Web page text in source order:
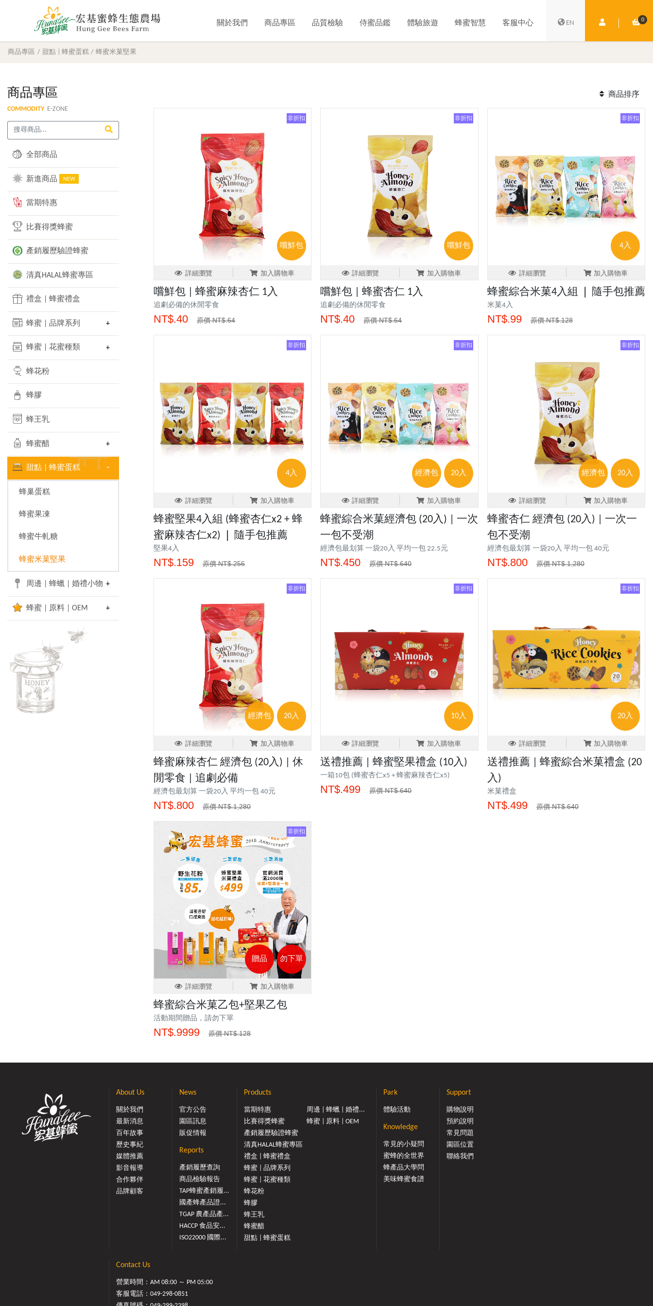
關於我們 商品專區 品質檢驗 侍蜜品鑑 體驗旅遊 蜂蜜智慧 客服中心 EN 會員中心 0
購
商品專區 甜點 | 蜂蜜蛋糕 蜂蜜米菓堅果
商品專區
COMMODITY E-ZONE
全部商品
新進商品 NEW
當期特惠
比賽得獎蜂蜜
產銷履歷驗證蜂蜜
清真HALAL蜂蜜專區
禮盒 | 蜂蜜禮盒
蜂蜜 | 品牌系列
蜂蜜 | 花蜜種類
蜂花粉
蜂膠
蜂王乳
蜂蜜醋
甜點 | 蜂蜜蛋糕
蜂巢蛋糕
蜂蜜果凍
蜂蜜牛軋糖
蜂蜜米菓堅果
周邊 | 蜂蠟 | 婚禮小物
蜂蜜 | 原料 | OEM
商品排序
非折扣
嚐鮮包
詳細瀏覽 加入購物車
嚐鮮包 | 蜂蜜麻辣杏仁 1入
追劇必備的休閒零食
NT$.40 原價 NT$.64
非折扣
嚐鮮包
詳細瀏覽 加入購物車
嚐鮮包 | 蜂蜜杏仁 1入
追劇必備的休閒零食
NT$.40原價 NT$.64
非折扣
4入
詳細瀏覽 加入購物車
蜂蜜綜合米菓4入組 ❘ 隨手包推薦
米菓4入
NT$.99原價 NT$.128
非折扣
4入
詳細瀏覽 加入購物車
蜂蜜堅果4入組 (蜂蜜杏仁x2 + 蜂
蜜麻辣杏仁x2) ❘ 隨手包推薦
堅果4入
NT$.159 原價 NT$.256
非折扣
20入
經濟包
詳細瀏覽 加入購物車
蜂蜜綜合米菓經濟包 (20入) | 一次
一包不受潮
經濟包最划算 一袋20入 平均一包 22.5元
NT$.450原價 NT$.640
非折扣
20入
經濟包
詳細瀏覽 加入購物車
蜂蜜杏仁 經濟包 (20入) | 一次一
包不受潮
經濟包最划算 一袋20入 平均一包 40元
NT$.800原價 NT$.1,280
非折扣
20入
經濟包
詳細瀏覽 加入購物車
蜂蜜麻辣杏仁 經濟包 (20入) | 休
閒零食 | 追劇必備
經濟包最划算 一袋20入 平均一包 40元
NT$.800 原價 NT$.1,280
非折扣
10入
詳細瀏覽 加入購物車
送禮推薦 | 蜂蜜堅果禮盒 (10入)
一箱10包 (蜂蜜杏仁x5 + 蜂蜜麻辣杏仁x5)
NT$.499原價 NT$.640
非折扣
20入
詳細瀏覽 加入購物車
送禮推薦 | 蜂蜜綜合米菓禮盒 (20
入)
米菓禮盒
NT$.499原價 NT$.640
非折扣
勿下單
贈品
詳細瀏覽 加入購物車
蜂蜜綜合米菓乙包+堅果乙包
活動期間贈品，請勿下單
NT$.9999 原價 NT$.128
About Us
關於我們
最新消息
百年故事
歷史事紀
媒體推薦
影音報導
合作夥伴
品牌顧客
News
官方公告
園區訊息
販促情報
Reports
產銷履歷查詢
商品檢驗報告
TAP蜂蜜產銷履...
國產蜂產品證...
TGAP 農產品產...
HACCP 食品安...
ISO22000 國際...
Products
當期特惠
比賽得獎蜂蜜
產銷履歷驗證蜂蜜
清真HALAL蜂蜜專區
禮盒 | 蜂蜜禮盒
蜂蜜 | 品牌系列
蜂蜜 | 花蜜種類
蜂花粉
蜂膠
蜂王乳
蜂蜜醋
甜點 | 蜂蜜蛋糕
周邊 | 蜂蠟 | 婚禮...
蜂蜜 | 原料 | OEM
Park
體驗活動
Knowledge
常見的小疑問
蜜蜂的全世界
蜂產品大學問
美味蜂蜜食譜
Support
購物說明
預約說明
常見問題
園區位置
聯絡我們
Contact Us
營業時間：AM 08:00 ～ PM 05:00
客服電話： 049-298-0851